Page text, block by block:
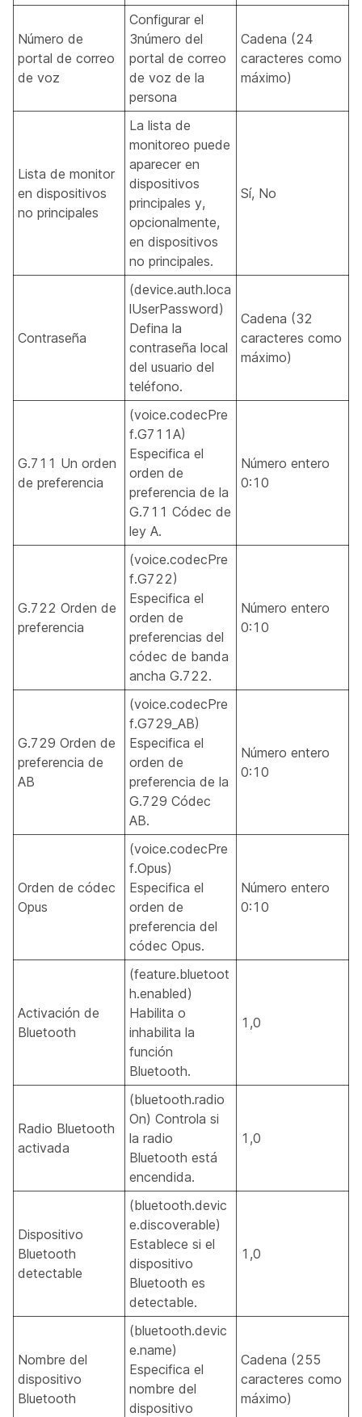
Número de
portal de correo
de voz
Configurar el
3número del
portal de correo
de voz de la
persona
Cadena (24
caracteres como
máximo)
Lista de monitor
en dispositivos
no principales
La lista de
monitoreo puede
aparecer en
dispositivos
principales y,
opcionalmente,
en dispositivos
no principales.
Sí, No
Contraseña
(device.auth.loca
lUserPassword)
Defina la
contraseña local
del usuario del
teléfono.
Cadena (32
caracteres como
máximo)
G.711 Un orden
de preferencia
(voice.codecPre
f.G711A)
Especifica el
orden de
preferencia de la
G.711 Códec de
ley A.
Número entero
0:10
G.722 Orden de
preferencia
(voice.codecPre
f.G722)
Especifica el
orden de
preferencias del
códec de banda
ancha G.722.
Número entero
0:10
G.729 Orden de
preferencia de
AB
(voice.codecPre
f.G729_AB)
Especifica el
orden de
preferencia de la
G.729 Códec
AB.
Número entero
0:10
Orden de códec
Opus
(voice.codecPre
f.Opus)
Especifica el
orden de
preferencia del
códec Opus.
Número entero
0:10
Activación de
Bluetooth
(feature.bluetoot
h.enabled)
Habilita o
inhabilita la
función
Bluetooth.
1,0
Radio Bluetooth
activada
(bluetooth.radio
On) Controla si
la radio
Bluetooth está
encendida.
1,0
Dispositivo
Bluetooth
detectable
(bluetooth.devic
e.discoverable)
Establece si el
dispositivo
Bluetooth es
detectable.
1,0
Nombre del
dispositivo
Bluetooth
(bluetooth.devic
e.name)
Especifica el
nombre del
dispositivo
Cadena (255
caracteres como
máximo)